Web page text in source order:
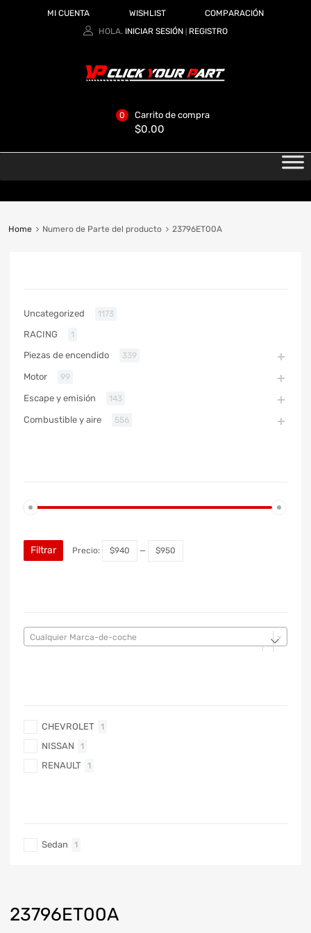
MI CUENTA WISHLIST
COMPARACIÓN
HOLA. INICIAR SESIÓN REGISTRO
Carrito de compra
$0.00
0
Home Numero de Parte del producto 23796ET00A
23796ET00A
Uncategorized 1173
RACING 1
Piezas de encendido 339
Motor 99
Escape y emisión 143
Combustible y aire 556
Filtrar Precio: $940 — $950
Cualquier Marca-de-coche
CHEVROLET 1
NISSAN 1
RENAULT 1
Sedan 1